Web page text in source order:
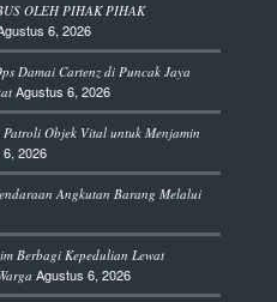
OLEH PIHAK PIHAK
6, 2026
Damai Cartenz di Puncak Jaya
Agustus 6, 2026
Objek Vital untuk Menjamin
2026
Angkutan Barang Melalui
Berbagi Kepedulian Lewat
Agustus 6, 2026